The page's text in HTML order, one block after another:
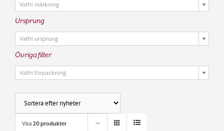
Visa 20 produkter
Valfri märkning
Ursprung
Valfri ursprung
Övriga filter
Valfri förpackning